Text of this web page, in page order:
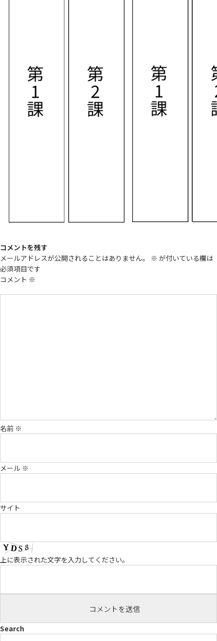
コメントを残す
メールアドレスが公開されることはありません。
※ が付いている欄は
必須項目です
コメント ※
名前 ※
メール ※
サイト
上に表示された文字を入力してください。
Search